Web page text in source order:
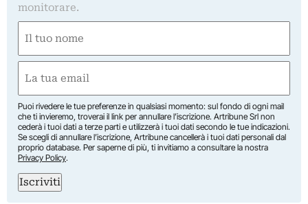
monitorare.
(Obbligatorio)
Nome
(Obbligatorio)
Puoi rivedere le tue preferenze in qualsiasi momento: sul fondo di ogni mail
che ti invieremo, troverai il link per annullare l’iscrizione. Artribune Srl non
cederà i tuoi dati a terze parti e utilizzerà i tuoi dati secondo le tue indicazioni.
Se scegli di annullare l’iscrizione, Artribune cancellerà i tuoi dati personali dal
proprio database. Per saperne di più, ti invitiamo a consultare la nostra
Privacy Policy.
Iscriviti